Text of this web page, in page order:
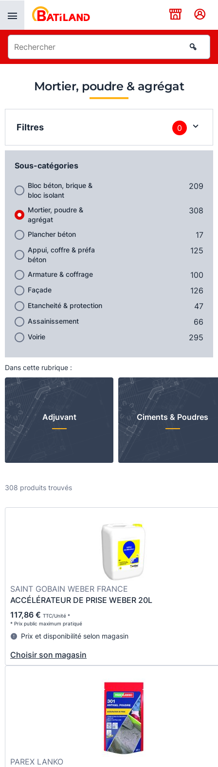
Mortier, poudre & agrégat
Filtres 0
Sous-catégories
Bloc béton, brique &
bloc isolant
209
Mortier, poudre &
agrégat
308
Plancher béton 17
Appui, coffre & préfa
béton
125
Armature & coffrage 100
Façade 126
Etancheité & protection 47
Assainissement 66
Voirie 295
Dans cette rubrique :
Adjuvant Ciments & Poudres
308 produits trouvés
SAINT GOBAIN WEBER FRANCE
ACCÉLÉRATEUR DE PRISE WEBER 20L
117,86 € TTC/Unité *
* Prix public maximum pratiqué
Prix et disponibilité selon magasin
Choisir son magasin
PAREX LANKO
Panneau de gestion des cookies